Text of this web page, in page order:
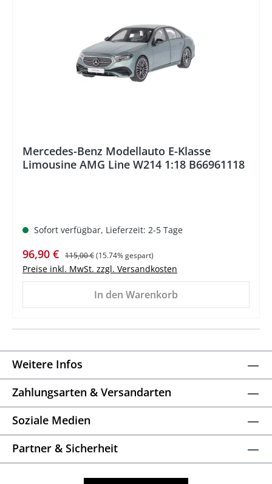
Mercedes-Benz Modellauto E-Klasse
Limousine AMG Line W214 1:18 B66961118
Sofort verfügbar, Lieferzeit: 2-5 Tage
Verkaufspreis:
96,90 € Regulärer Preis:
115,00 €(15.74% gespart)
Preise inkl. MwSt. zzgl. Versandkosten
In den Warenkorb
Weitere Infos
Zahlungsarten & Versandarten
Soziale Medien
Partner & Sicherheit